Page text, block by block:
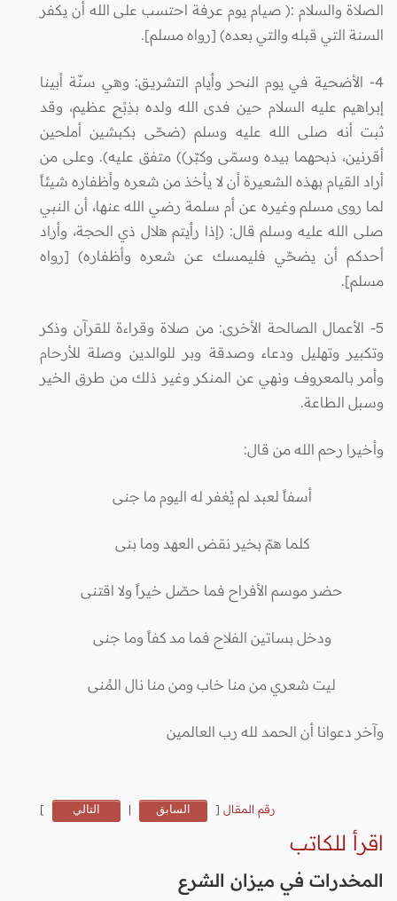
الصلاة والسلام :( صيام يوم عرفة احتسب على الله أن يكفر
السنة التي قبله والتي بعده) [رواه مسلم].
4- الأضحية في يوم النحر وأيام التشريــق: وهي سنّة أبينا
إبراهيم عليه السلام حين فدى الله ولده بذِبْحٍ عظيم، وقد
ثبت أنه صلى الله عليه وسلم (ضحّى بكبشين أملحين
أقرنين، ذبحهما بيده وسمّى وكبّر)) متفق عليه). وعلى من
أراد القيام بهذه الشعيرة أن لا يأخذ من شعره وأظفاره شيئاً
لما روى مسلم وغيره عن أم سلمة رضي الله عنها، أن النبي
صلى الله عليه وسلم قال: (إذا رأيتم هلال ذي الحجة، وأراد
أحدكـم أن يضحّي فليمسك عــن شعره وأظفاره) [رواه
مسلم].
5- الأعمال الصالحة الأخرى: من صلاة وقراءة للقرآن وذكر
وتكبير وتهليل ودعاء وصدقة وبر للوالدين وصلة للأرحام
وأمر بالمعروف ونهي عن المنكر وغير ذلك من طرق الخير
وسبل الطاعة.
وأخيرا رحم الله من قال:
أسفاً لعبد لم يُغفر له اليوم ما جنى
كلما همّ بخير نقض العهد وما بنى
حضر موسم الأفراح فما حصّل خيراً ولا اقتنى
ودخل بساتين الفلاح فما مد كفاً وما جنى
ليت شعري من منا خاب ومن منا نال المُنى
وآخر دعوانا أن الحمد لله رب العالمين
رقم المقال [ السابق | التالي ]
اقرأ للكاتب
المخدرات في ميزان الشرع